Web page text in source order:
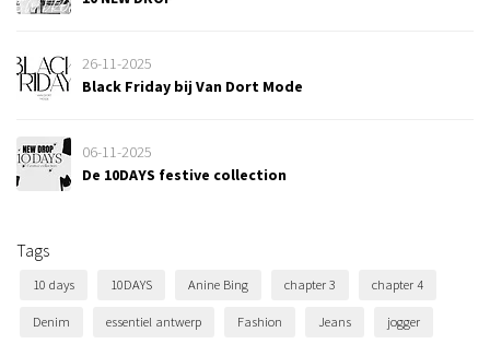
26-11-2025
Black Friday bij Van Dort Mode
06-11-2025
De 10DAYS festive collection
Tags
10 days 10DAYS Anine Bing chapter 3 chapter 4
Denim essentiel antwerp Fashion Jeans jogger